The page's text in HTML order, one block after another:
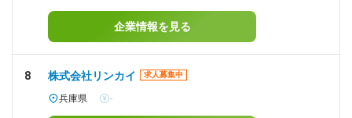
企業情報を見る
8 株式会社リンカイ 求人募集中
兵庫県 -